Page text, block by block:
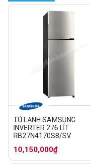
TỦ LẠNH SAMSUNG
INVERTER 276 LÍT
RB27N4170S8/SV
10,150,000₫